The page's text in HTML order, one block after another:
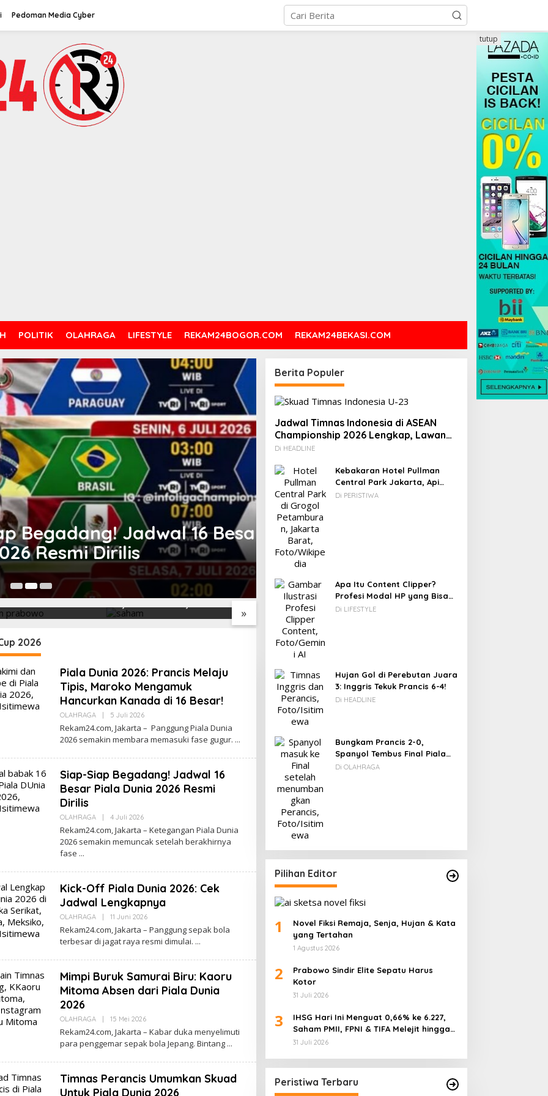
Pedoman Media Cyber
POLITIK OLAHRAGA LIFESTYLE REKAM24BOGOR.COM REKAM24BEKASI.COM
tutup
16 Besar Piala
OLAHRAGA
Kick-Off Piala Dunia 2026: Cek
Lengkapnya
»
Ini Menguat
& TIFA Melejit
Cuan &
31 Juli
Saham Paling Cuan Hari Ini,
0,63%! Astra Internasional
Melonjak 3%, Saham DEWA
IDC: 80% CIO Asia Pasifik
Bakal Beralih ke Edge
Computing demi GenAI
pada 2027
Novel Fiksi Remaja, Senja,
Hujan & Kata yang
2026
Piala Dunia 2026: Prancis Melaju
Tipis, Maroko Mengamuk
Hancurkan Kanada di 16 Besar!
OLAHRAGA | 5 Juli 2026Oleh
Rekam24.com, Jakarta – Panggung Piala Dunia
2026 semakin membara memasuki fase gugur.
Siap-Siap Begadang! Jadwal 16
Besar Piala Dunia 2026 Resmi
Dirilis
OLAHRAGA | 4 Juli 2026Oleh
Rekam24.com, Jakarta – Ketegangan Piala Dunia
2026 semakin memuncak setelah berakhirnya
fase
Kick-Off Piala Dunia 2026: Cek
Jadwal Lengkapnya
OLAHRAGA | 11 Juni 2026Oleh
Rekam24.com, Jakarta – Panggung sepak bola
terbesar di jagat raya resmi dimulai.
Mimpi Buruk Samurai Biru: Kaoru
Mitoma Absen dari Piala Dunia
2026
OLAHRAGA | 15 Mei 2026Oleh
Rekam24.com, Jakarta – Kabar duka menyelimuti
para penggemar sepak bola Jepang. Bintang
Timnas Perancis Umumkan Skuad
Untuk Piala Dunia 2026
Berita Populer
Jadwal Timnas Indonesia di ASEAN
Championship 2026 Lengkap, Lawan
Kamboja hingga Vietnam
Di HEADLINE
Kebakaran Hotel Pullman
Central Park Jakarta, Api
Berawal dari Gedung Parkir
Di PERISTIWA
Apa Itu Content Clipper?
Profesi Modal HP yang Bisa
Menghasilkan Puluhan Juta
Di LIFESTYLE
Hujan Gol di Perebutan Juara
3: Inggris Tekuk Prancis 6-4!
Di HEADLINE
Bungkam Prancis 2-0,
Spanyol Tembus Final Piala
Dunia 2026
Di OLAHRAGA
Pilihan Editor
1
Novel Fiksi Remaja, Senja, Hujan & Kata
yang Tertahan
1 Agustus 2026
2
Prabowo Sindir Elite Sepatu Harus
Kotor
31 Juli 2026
3
IHSG Hari Ini Menguat 0,66% ke 6.227,
Saham PMII, FPNI & TIFA Melejit hingga
28%! Ini Daftar Saham Paling Cuan &
31 Juli 2026
Peristiwa Terbaru